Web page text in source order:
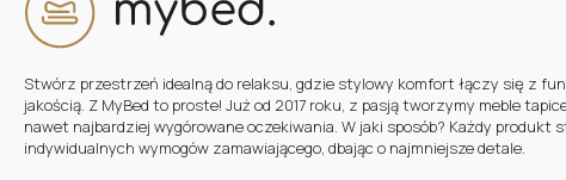
Stwórz przestrzeń idealną do relaksu, gdzie stylowy komfort łączy się z
jakością. Z MyBed to proste! Już od 2017 roku, z pasją tworzymy meble
nawet najbardziej wygórowane oczekiwania. W jaki sposób? Każdy produkt
indywidualnych wymogów zamawiającego, dbając o najmniejsze detale.